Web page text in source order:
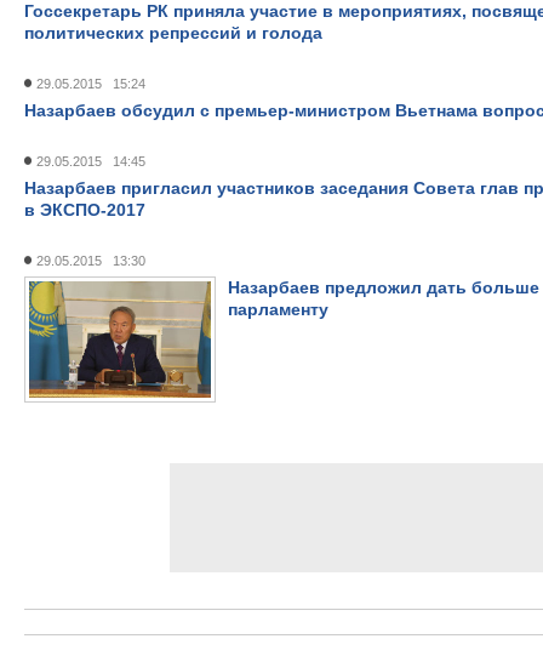
Госсекретарь РК приняла участие в мероприятиях,
политических репрессий и голода
29.05.2015 15:24
Назарбаев обсудил с премьер-министром Вьетнама
29.05.2015 14:45
Назарбаев пригласил участников заседания Совета глав
в ЭКСПО-2017
29.05.2015 13:30
Назарбаев предложил дать
парламенту